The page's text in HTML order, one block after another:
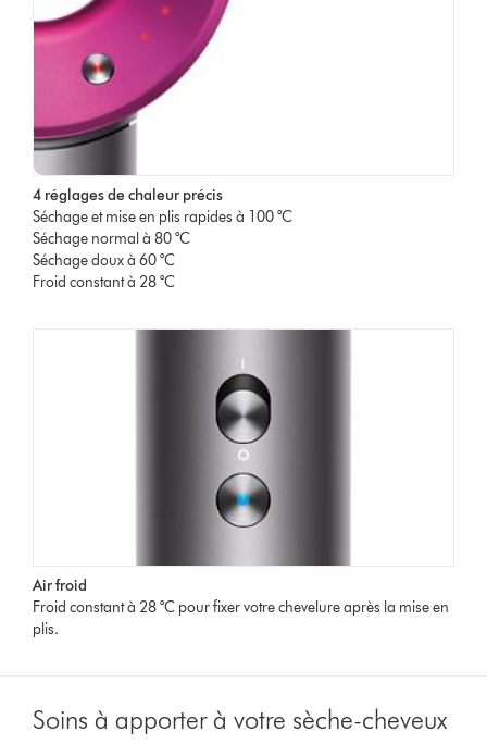
4 réglages de chaleur précis
Séchage et mise en plis rapides à 100 °C
Séchage normal à 80 °C
Séchage doux à 60 °C
Froid constant à 28 °C
Air froid
Froid constant à 28 °C pour fixer votre chevelure après la mise en
plis.
Soins à apporter à votre sèche-cheveux